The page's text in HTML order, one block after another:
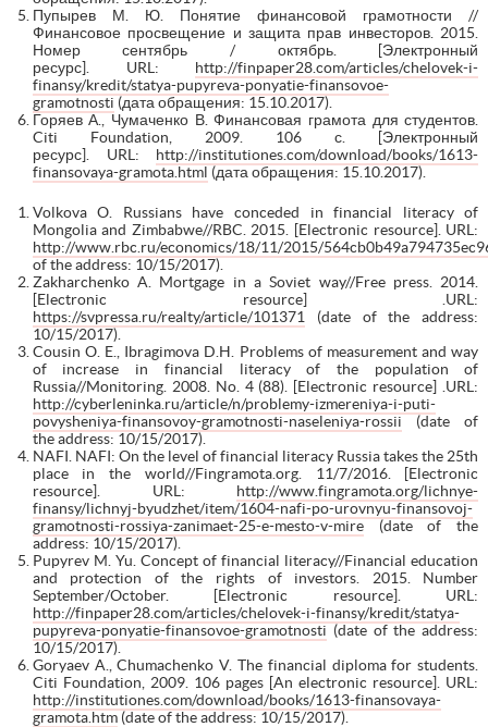
Пупырев М. Ю. Понятие финансовой грамотности //
Финансовое просвещение и защита прав инвесторов. 2015.
Номер сентябрь / октябрь. [Электронный
ресурс]. URL: http://finpaper28.com/articles/chelovek-i-
finansy/kredit/statya-pupyreva-ponyatie-finansovoe-
gramotnosti (дата обращения: 15.10.2017).
Горяев А., Чумаченко В. Финансовая грамота для студентов.
Citi Foundation, 2009. 106 с. [Электронный
ресурс]. URL: http://institutiones.com/download/books/1613-
finansovaya-gramota.html (дата обращения: 15.10.2017).
Volkova O. Russians have conceded in financial literacy of
Mongolia and Zimbabwe//RBC. 2015. [Electronic resource]. URL:
http://www.rbc.ru/economics/18/11/2015/
of the address: 10/15/2017).
Zakharchenko A. Mortgage in a Soviet way//Free press. 2014.
[Electronic resource] .URL:
https://svpressa.ru/realty/article/101371
(date of the address:
10/15/2017).
Cousin O. E., Ibragimova D.H. Problems of measurement and way
of increase in financial literacy of the population of
Russia//Monitoring. 2008. No. 4 (88). [Electronic resource] .URL:
http://cyberleninka.ru/article/n/problemy-izmereniya-i-puti-
povysheniya-finansovoy-gramotnosti-naseleniya-rossii (date of
the address: 10/15/2017).
NAFI. NAFI: On the level of financial literacy Russia takes the 25th
place in the world//Fingramota.org. 11/7/2016. [Electronic
resource]. URL: http://www.fingramota.org/lichnye-
finansy/lichnyj-byudzhet/item/1604-nafi-po-urovnyu-finansovoj-
gramotnosti-rossiya-zanimaet-25-e-mesto-v-mire(date of the
address: 10/15/2017).
Pupyrev M. Yu. Concept of financial literacy//Financial education
and protection of the rights of investors. 2015. Number
September/October. [Electronic resource]. URL:
http://finpaper28.com/articles/chelovek-i-finansy/kredit/statya-
pupyreva-ponyatie-finansovoe-gramotnosti (date of the address:
10/15/2017).
Goryaev A., Chumachenko V. The financial diploma for students.
Citi Foundation, 2009. 106 pages [An electronic resource]. URL:
http://institutiones.com/download/books/1613-finansovaya-
gramota.htm(date of the address: 10/15/2017).